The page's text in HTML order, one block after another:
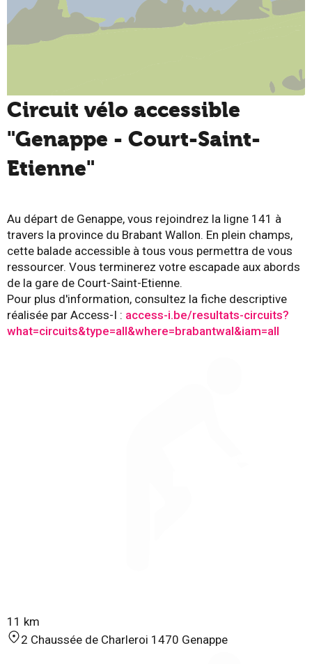
Circuit vélo accessible
"Genappe - Court-Saint-
Etienne"
Au départ de Genappe, vous rejoindrez la ligne 141 à
travers la province du Brabant Wallon. En plein champs,
cette balade accessible à tous vous permettra de vous
ressourcer. Vous terminerez votre escapade aux abords
de la gare de Court-Saint-Etienne.
Pour plus d'information, consultez la fiche descriptive
réalisée par Access-I : access-i.be/resultats-circuits?
what=circuits&type=all&where=brabantwal&iam=all
11 km
2 Chaussée de Charleroi 1470 Genappe